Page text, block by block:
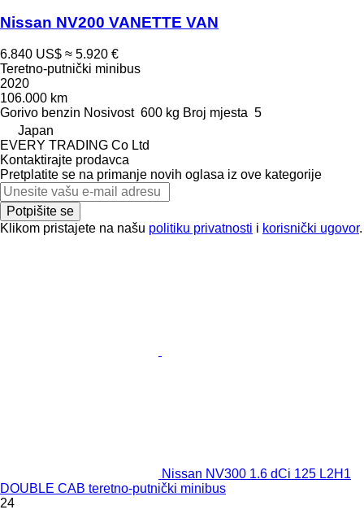
Nissan NV200 VANETTE VAN
6.840 US$ ≈ 5.920 €
Teretno-putnički minibus
2020
106.000 km
Gorivo benzin Nosivost 600 kg Broj mjesta 5
Japan
EVERY TRADING Co Ltd
Kontaktirajte prodavca
Pretplatite se na primanje novih oglasa iz ove kategorije
Potpišite se
Klikom pristajete na našu politiku privatnosti i korisnički ugovor.
Nissan NV300 1.6 dCi 125 L2H1
DOUBLE CAB teretno-putnički minibus
24